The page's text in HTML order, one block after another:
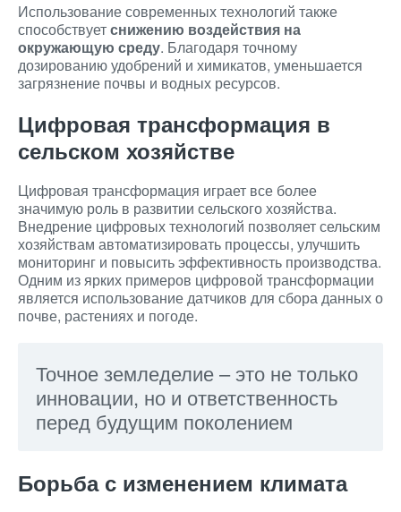
Использование современных технологий также
способствуетснижению воздействия на
окружающую среду. Благодаря точному
дозированию удобрений и химикатов, уменьшается
загрязнение почвы и водных ресурсов.
Цифровая трансформация в
сельском хозяйстве
Цифровая трансформация играет все более
значимую роль в развитии сельского хозяйства.
Внедрение цифровых технологий позволяет сельским
хозяйствам автоматизировать процессы, улучшить
мониторинг и повысить эффективность производства.
Одним из ярких примеров цифровой трансформации
является использование датчиков для сбора данных о
почве, растениях и погоде.
Точное земледелие – это не только
инновации, но и ответственность
перед будущим поколением
Борьба с изменением климата